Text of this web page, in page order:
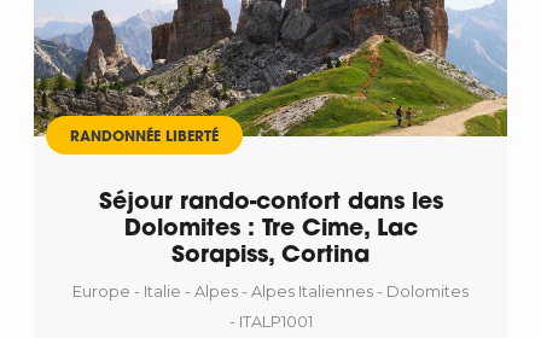
RANDONNÉE LIBERTÉ
Séjour rando-confort dans les
Dolomites : Tre Cime, Lac
Sorapiss, Cortina
Europe - Italie - Alpes - Alpes Italiennes - Dolomites
- ITALP1001